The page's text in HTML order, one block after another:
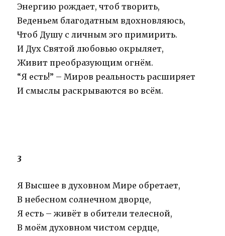
Энергию рождает, чтоб творить,
Веденьем благодатным вдохновляюсь,
Чтоб Душу с личным эго примирить.
И Дух Святой любовью окрыляет,
Живит преобразующим огнём.
“Я есть!” – Миров реальность расширяет
И смыслы раскрываются во всём.
3
Я Высшее в духовном Мире обретает,
В небесном солнечном дворце,
Я есть – живёт в обители телесной,
В моём духовном чистом сердце,